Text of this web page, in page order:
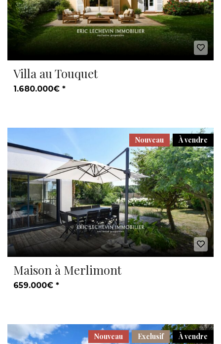
Villa au Touquet
1.680.000€ *
À vendre
Nouveau
Maison à Merlimont
659.000€ *
À vendre
Exclusif
Nouveau